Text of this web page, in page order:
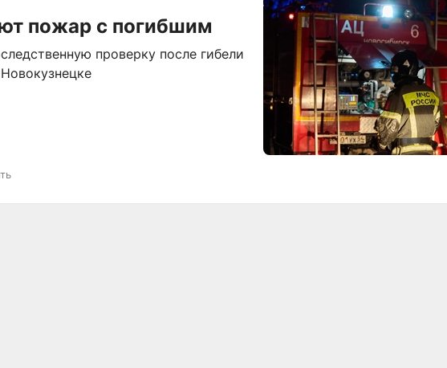
пожар с погибшим
проверку после гибели